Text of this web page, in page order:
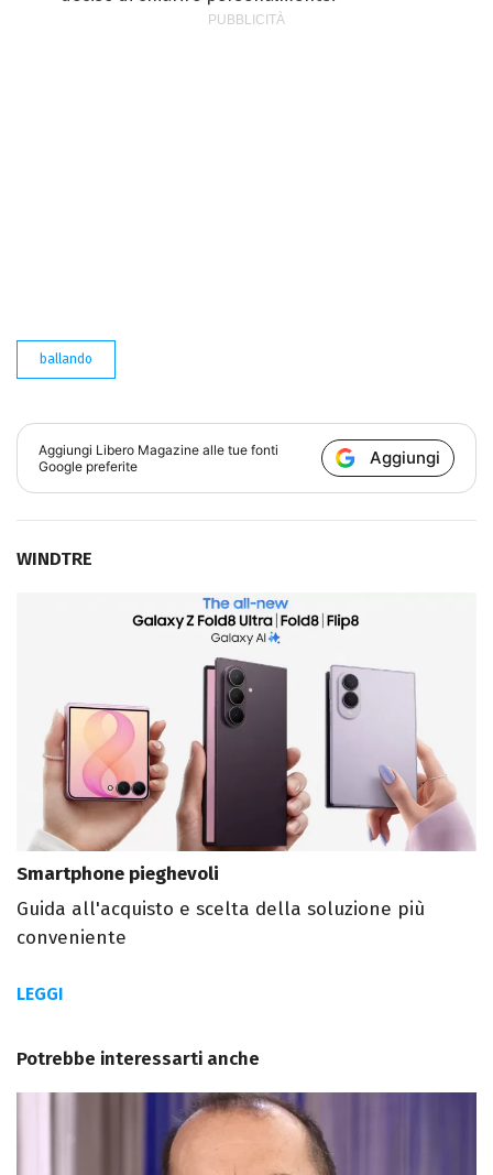
ballando
Aggiungi Libero Magazine alle tue fonti
Google preferite
Aggiungi
WINDTRE
Smartphone pieghevoli
Guida all'acquisto e scelta della soluzione più
conveniente
LEGGI
Potrebbe interessarti anche